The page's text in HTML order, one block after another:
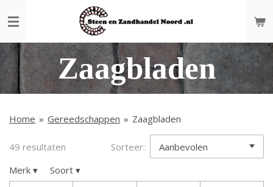
direct
de
hoofdinhoudZaagbladen
Home » Gereedschappen » Zaagbladen
49 resultaten
Sorteer:
Merk ▾ Soort ▾